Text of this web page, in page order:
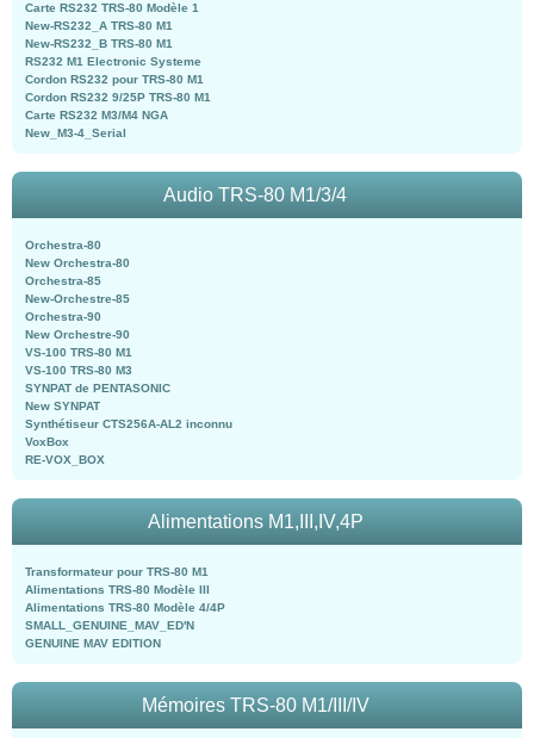
Carte RS232 TRS-80 Modèle 1
New-RS232_A TRS-80 M1
New-RS232_B TRS-80 M1
RS232 M1 Electronic Systeme
Cordon RS232 pour TRS-80 M1
Cordon RS232 9/25P TRS-80 M1
Carte RS232 M3/M4 NGA
New_M3-4_Serial
Audio TRS-80 M1/3/4
Orchestra-80
New Orchestra-80
Orchestra-85
New-Orchestre-85
Orchestra-90
New Orchestre-90
VS-100 TRS-80 M1
VS-100 TRS-80 M3
SYNPAT de PENTASONIC
New SYNPAT
Synthétiseur CTS256A-AL2 inconnu
VoxBox
RE-VOX_BOX
Alimentations M1,III,IV,4P
Transformateur pour TRS-80 M1
Alimentations TRS-80 Modèle III
Alimentations TRS-80 Modèle 4/4P
SMALL_GENUINE_MAV_ED'N
GENUINE MAV EDITION
Mémoires TRS-80 M1/III/IV